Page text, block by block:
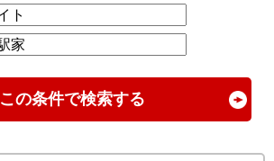
この条件で検索する